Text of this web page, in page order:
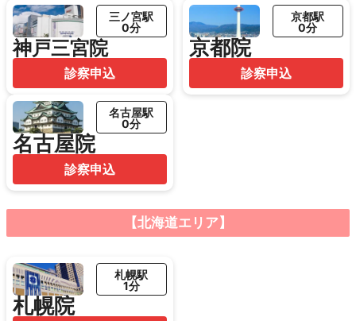
神戸三宮院
三ノ宮駅
0分
診察申込
京都院
京都駅
0分
診察申込
名古屋院
名古屋駅
0分
診察申込
【北海道エリア】
札幌院
札幌駅
1分